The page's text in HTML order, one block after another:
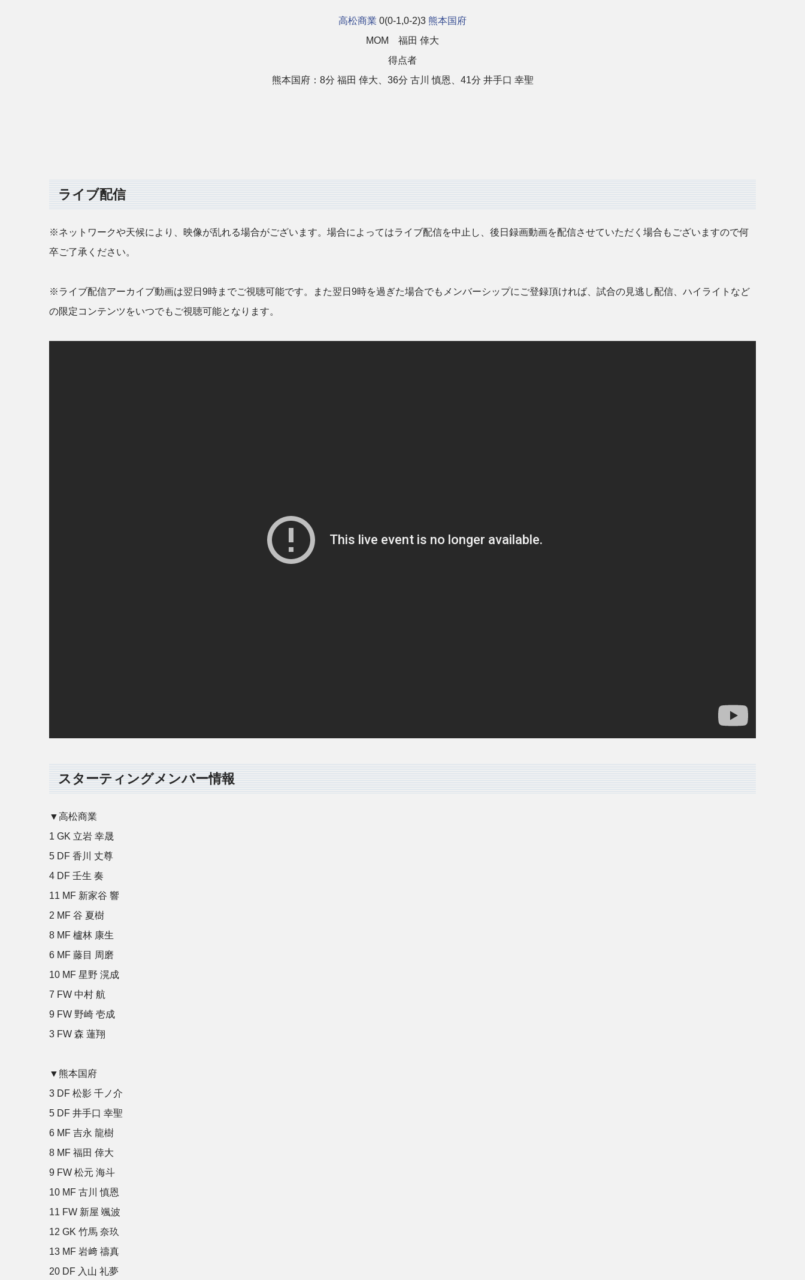
高松商業 0(0-1,0-2)3 熊本国府
MOM 福田 倖大
得点者
熊本国府：8分 福田 倖大、36分 古川 慎恩、41分 井手口 幸聖
ライブ配信
※ネットワークや天候により、映像が乱れる場合がございます。場合によってはライブ配信を中止し、後日録画動画を配信させていただく場合もございますので何
卒ご了承ください。
※ライブ配信アーカイブ動画は翌日9時までご視聴可能です。また翌日9時を過ぎた場合でもメンバーシップにご登録頂ければ、試合の見逃し配信、ハイライトなど
の限定コンテンツをいつでもご視聴可能となります。
スターティングメンバー情報
▼高松商業
1 GK 立岩 幸晟
5 DF 香川 丈尊
4 DF 壬生 奏
11 MF 新家谷 響
2 MF 谷 夏樹
8 MF 櫨林 康生
6 MF 藤目 周磨
10 MF 星野 滉成
7 FW 中村 航
9 FW 野崎 壱成
3 FW 森 蓮翔
▼熊本国府
3 DF 松影 千ノ介
5 DF 井手口 幸聖
6 MF 吉永 龍樹
8 MF 福田 倖大
9 FW 松元 海斗
10 MF 古川 慎恩
11 FW 新屋 颯波
12 GK 竹馬 奈玖
13 MF 岩﨑 禱真
20 DF 入山 礼夢